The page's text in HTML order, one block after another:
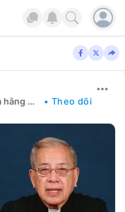
Suy niệm lời Chúa hằng ngày • Theo dõi